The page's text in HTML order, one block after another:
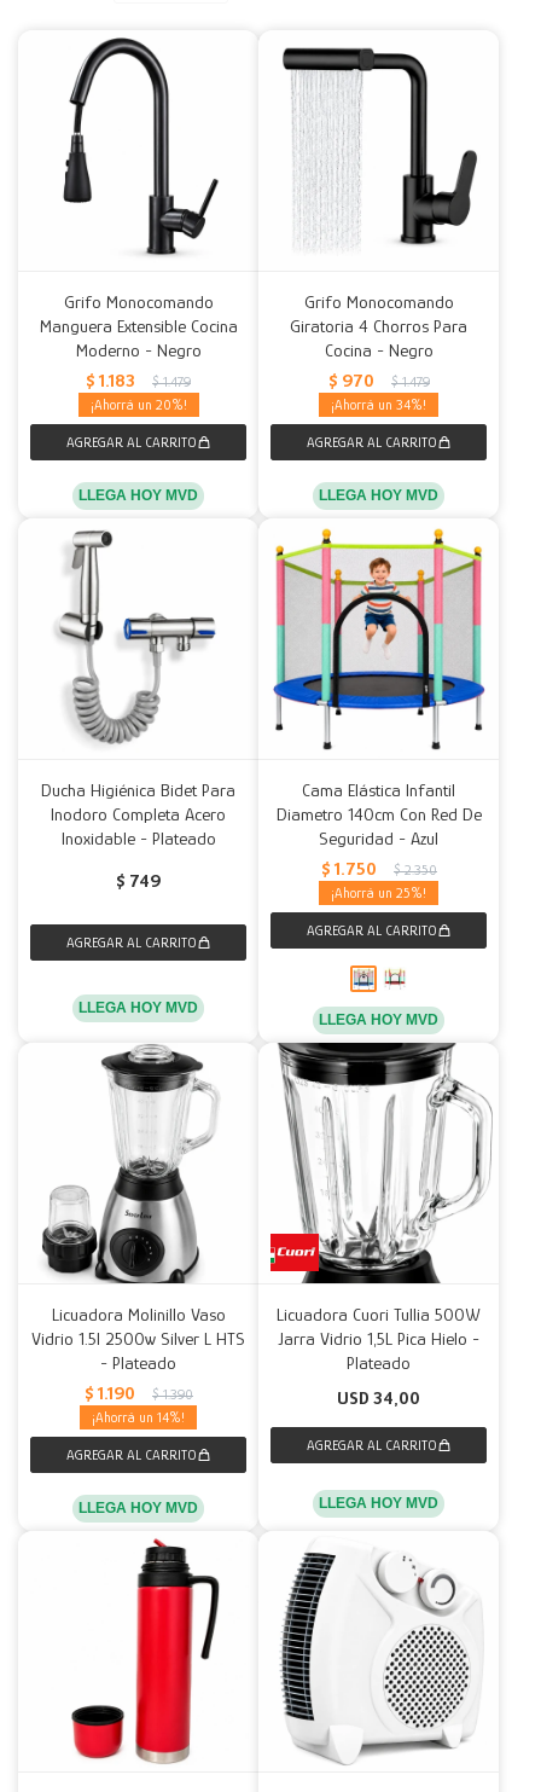
Grifo Monocomando
Manguera Extensible Cocina
Moderno - Negro
$ 1.183 $ 1.479
20
LLEGA HOY MVD
Grifo Monocomando
Giratoria 4 Chorros Para
Cocina - Negro
$ 970 $ 1.479
34
LLEGA HOY MVD
Ducha Higiénica Bidet Para
Inodoro Completa Acero
Inoxidable - Plateado
$ 749
LLEGA HOY MVD
Cama Elástica Infantil
Diametro 140cm Con Red De
Seguridad - Azul
$ 1.750 $ 2.350
25
LLEGA HOY MVD
Licuadora Molinillo Vaso
Vidrio 1.5l 2500w Silver L HTS
- Plateado
$ 1.190 $ 1.390
14
LLEGA HOY MVD
Licuadora Cuori Tullia 500W
Jarra Vidrio 1,5L Pica Hielo -
Plateado
USD 34,00
LLEGA HOY MVD
Mesas
Calefactores
Acolchados y Frazadas
Fundas
Decoración
Accesorios para el hogar
Herramientas
Accesorios
Muebles Infantiles